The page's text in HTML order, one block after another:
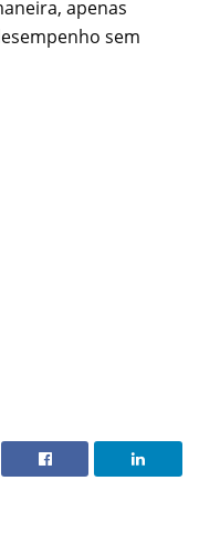
apenas
sem